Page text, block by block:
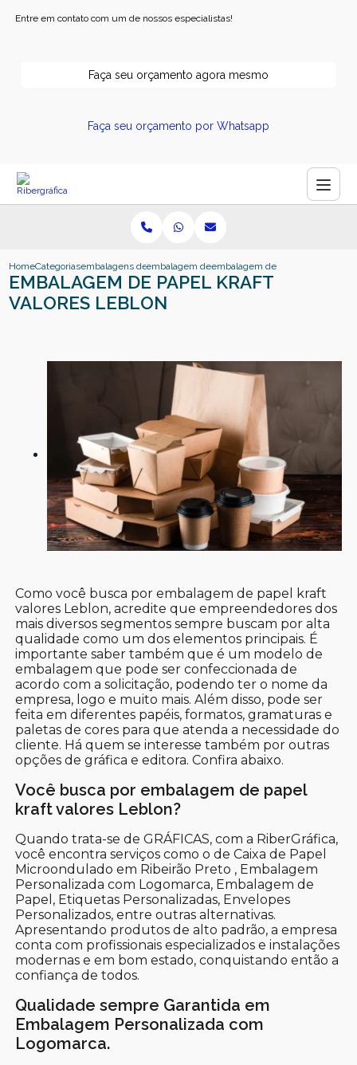
Entre em contato com um de nossos especialistas!
Faça seu orçamento agora mesmo
Faça seu orçamento por Whatsapp
HomeCategoriasembalagens de papelembalagem de papelembalagem de papel kraft
EMBALAGEM DE PAPEL KRAFT
VALORES LEBLON
Como você busca por embalagem de papel kraft
valores Leblon, acredite que empreendedores dos
mais diversos segmentos sempre buscam por alta
qualidade como um dos elementos principais. É
importante saber também que é um modelo de
embalagem que pode ser confeccionada de
acordo com a solicitação, podendo ter o nome da
empresa, logo e muito mais. Além disso, pode ser
feita em diferentes papéis, formatos, gramaturas e
paletas de cores para que atenda a necessidade do
cliente. Há quem se interesse também por outras
opções de gráfica e editora. Confira abaixo.
Você busca por embalagem de papel
kraft valores Leblon?
Quando trata-se de GRÁFICAS, com a RiberGráfica,
você encontra serviços como o de Caixa de Papel
Microondulado em Ribeirão Preto , Embalagem
Personalizada com Logomarca, Embalagem de
Papel, Etiquetas Personalizadas, Envelopes
Personalizados, entre outras alternativas.
Apresentando produtos de alto padrão, a empresa
conta com profissionais especializados e instalações
modernas e em bom estado, conquistando então a
confiança de todos.
Qualidade sempre Garantida em
Embalagem Personalizada com
Logomarca.